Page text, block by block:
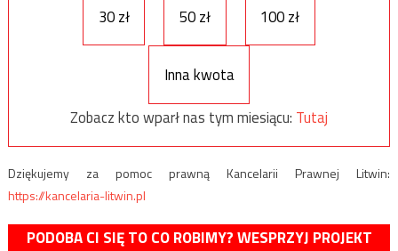
30 zł
50 zł 100 zł
Inna kwota
Zobacz kto wparł nas tym miesiącu: Tutaj
Dziękujemy za pomoc prawną Kancelarii Prawnej Litwin:
https://kancelaria-litwin.pl
PODOBA CI SIĘ TO CO ROBIMY? WESPRZYJ PROJEKT